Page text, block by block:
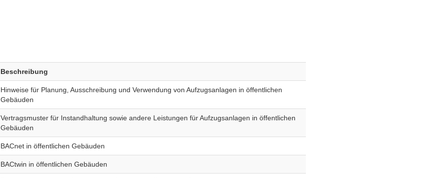
Beschreibung
Hinweise für Planung, Ausschreibung und Verwendung von Aufzugsanlagen in öffentlichen
Gebäuden
Vertragsmuster für Instandhaltung sowie andere Leistungen für Aufzugsanlagen in öffentlichen
Gebäuden
BACnet in öffentlichen Gebäuden
BACtwin in öffentlichen Gebäuden